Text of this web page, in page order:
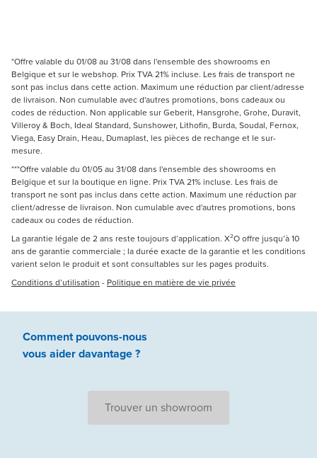
*Offre valable du 01/08 au 31/08 dans l'ensemble des showrooms en
Belgique et sur le webshop. Prix TVA 21% incluse. Les frais de transport ne
sont pas inclus dans cette action. Maximum une réduction par client/adresse
de livraison. Non cumulable avec d'autres promotions, bons cadeaux ou
codes de réduction. Non applicable sur Geberit, Hansgrohe, Grohe, Duravit,
Villeroy & Boch, Ideal Standard, Sunshower, Lithofin, Burda, Soudal, Fernox,
Viega, Easy Drain, Heau, Dumaplast, les pièces de rechange et le sur-
mesure.
***Offre valable du 01/05 au 31/08 dans l'ensemble des showrooms en
Belgique et sur la boutique en ligne. Prix TVA 21% incluse. Les frais de
transport ne sont pas inclus dans cette action. Maximum une réduction par
client/adresse de livraison. Non cumulable avec d'autres promotions, bons
cadeaux ou codes de réduction.
La garantie légale de 2 ans reste toujours d’application. X²O offre jusqu’à 10
ans de garantie commerciale ; la durée exacte de la garantie et les conditions
varient selon le produit et sont consultables sur les pages produits.
Conditions d’utilisation - Politique en matière de vie privée
Comment pouvons-nous
vous aiderdavantage ?
Trouver un showroom